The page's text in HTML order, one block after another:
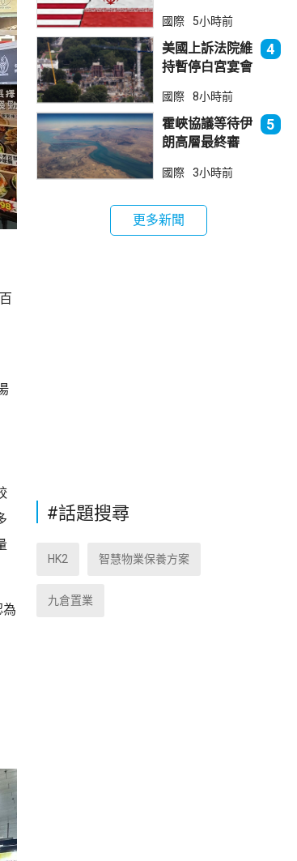
國際 5小時前
美國上訴法院維
持暫停白宮宴會
4
國際 8小時前
霍峽協議等待伊
朗高層最終審
航道後解除封鎖
5
國際 3小時前
更多新聞
#話題搜尋
HK2 智慧物業保養方案
九倉置業